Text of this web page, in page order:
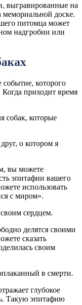
выгравированные на
доске.
питомца может
надгробии или
которого
приходит время
собак, которые
о котором я
вы можете
эпитафии вашего
использовать
с миром».
сердцем.
делятся своими
сказать
своим
в смерти.
глубокое
Такую эпитафию